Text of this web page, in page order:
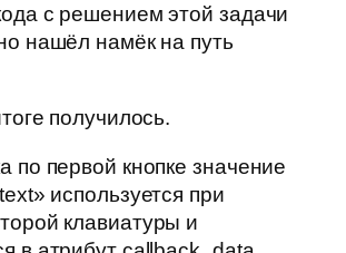
с решением этой задачи
нашёл намёк на путь
получилось.
по первой кнопке значение
используется при
клавиатуры и